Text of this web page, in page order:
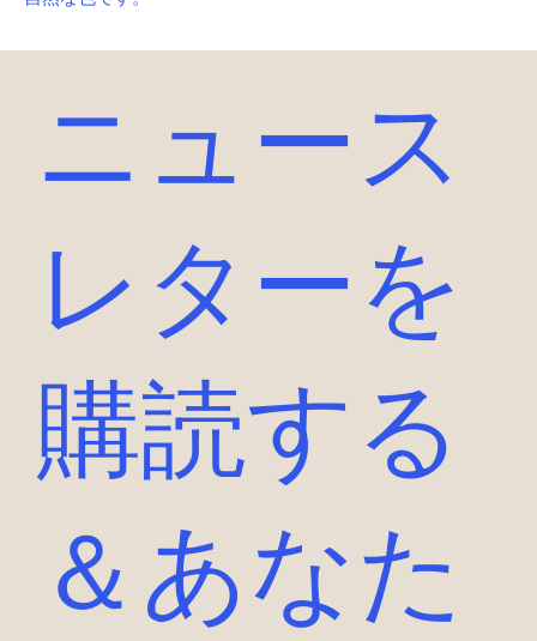
ニュース
レターを
購読する
＆あなた